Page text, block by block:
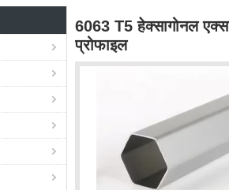
6063 T5 हेक्सागोनल
प्रोफाइल